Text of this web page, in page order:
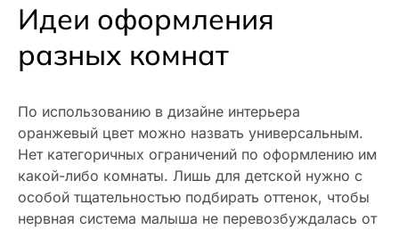
Идеи оформления
разных комнат
По использованию в дизайне интерьера
оранжевый цвет можно назвать универсальным.
Нет категоричных ограничений по оформлению им
какой-либо комнаты. Лишь для детской нужно с
особой тщательностью подбирать оттенок, чтобы
нервная система малыша не перевозбуждалась от